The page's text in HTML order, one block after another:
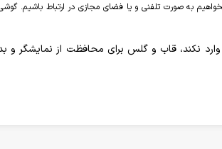
به صورت تلفنی و یا فضای مجازی در ارتباط باشیم. گوشی
وارد نکند، قاب و گلس برای محافظت از نمایشگر